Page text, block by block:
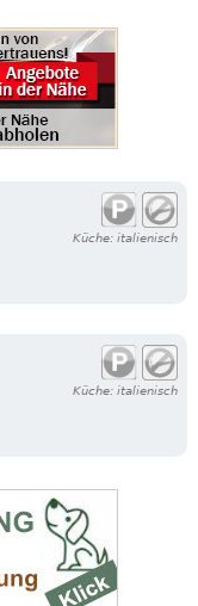
Küche: italienisch
Küche: italienisch